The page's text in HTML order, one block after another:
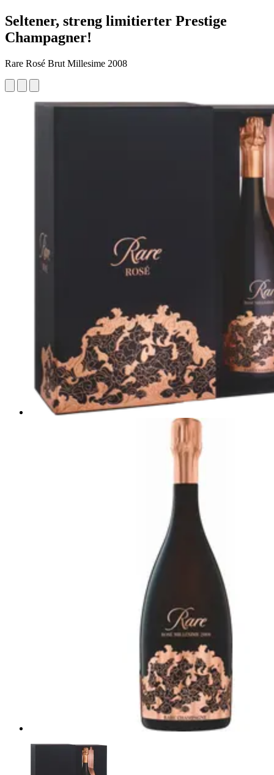
Seltener, streng limitierter Prestige
Champagner!
Rare Rosé Brut Millesime 2008